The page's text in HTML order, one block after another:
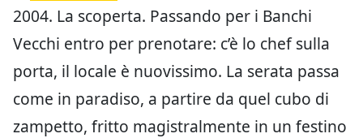
2004. La scoperta. Passando per i Banchi
Vecchi entro per prenotare: c’è lo chef sulla
porta, il locale è nuovissimo. La serata passa
come in paradiso, a partire da quel cubo di
zampetto, fritto magistralmente in un festino